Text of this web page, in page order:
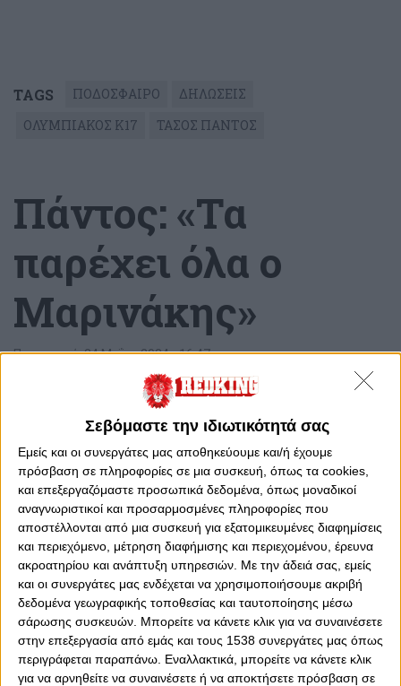
Σεβόμαστε την ιδιωτικότητά σας
Εμείς και οι συνεργάτες μας αποθηκεύουμε και/ή έχουμε
πρόσβαση σε πληροφορίες σε μια συσκευή, όπως τα cookies,
και επεξεργαζόμαστε προσωπικά δεδομένα, όπως μοναδικοί
αναγνωριστικοί και προσαρμοσμένες πληροφορίες που
αποστέλλονται από μια συσκευή για εξατομικευμένες διαφημίσεις
και περιεχόμενο, μέτρηση διαφήμισης και περιεχομένου, έρευνα
ακροατηρίου και ανάπτυξη υπηρεσιών. Με την άδειά σας, εμείς
και οι συνεργάτες μας ενδέχεται να χρησιμοποιήσουμε ακριβή
δεδομένα γεωγραφικής τοποθεσίας και ταυτοποίησης μέσω
σάρωσης συσκευών. Μπορείτε να κάνετε κλικ για να συναινέσετε
στην επεξεργασία από εμάς και τους 1538 συνεργάτες μας όπως
περιγράφεται παραπάνω. Εναλλακτικά, μπορείτε να κάνετε κλικ
για να αρνηθείτε να συναινέσετε ή να αποκτήσετε πρόσβαση σε
TAGS ΠΟΔΟΣΦΑΙΡΟ
ΔΗΛΩΣΕΙΣ
ΟΛΥΜΠΙΑΚΟΣ Κ17
ΤΑΣΟΣ ΠΑΝΤΟΣ
Πάντος: «Τα
παρέχει όλα ο
Μαρινάκης»
Παρασκευή, 24 Μαΐου 2024 - 16:47
0 0
Ένα ακόμα πρωτάθλημα θέλει να διεκδικήσει η Κ17 του